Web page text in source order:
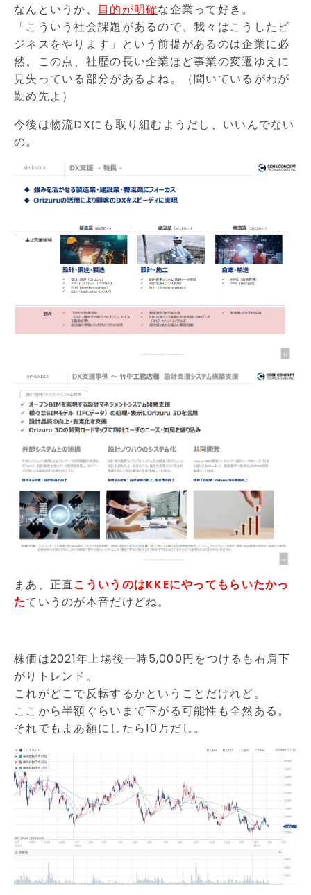
なんというか、 目的が明確な企業って好き。
「こういう社会課題があるので、我々はこうしたビ
ジネスをやります」という前提があるのは企業に必
然。この点、社歴の長い企業ほど事業の変遷ゆえに
見失っている部分があるよね。（聞いているがわが
勤め先よ）
今後は物流DXにも取り組むようだし、いいんでない
の。
まあ、正直こういうのはKKEにやってもらいたかっ
たていうのが本音だけどね。
株価は2021年上場後一時5,000円をつけるも右肩下
がりトレンド。
これがどこで反転するかということだけれど。
ここから半額ぐらいまで下がる可能性も全然ある。
それでもまあ額にしたら10万だし。